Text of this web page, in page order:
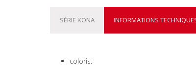
SÉRIE KONA INFORMATIONS
coloris: